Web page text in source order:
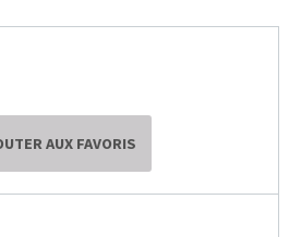
AUX FAVORIS